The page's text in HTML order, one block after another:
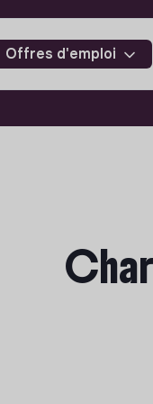
Offres d'emploi